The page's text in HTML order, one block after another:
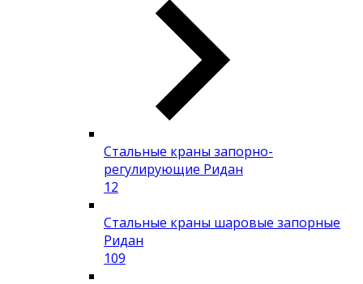
Стальные краны запорно-
регулирующие Ридан
12
Стальные краны шаровые запорные
Ридан
109